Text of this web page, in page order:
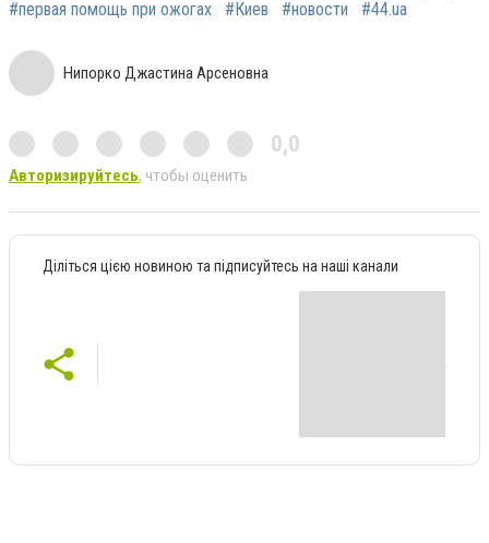
#первая помощь при ожогах
#Киев #новости #44.ua
Нипорко Джастина Арсеновна
0,0
Авторизируйтесь, чтобы оценить
Діліться цією новиною та підписуйтесь на наші канали